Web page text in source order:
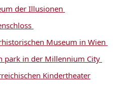
der Illusionen
Museum in Wien
park in der Millennium City
Kindertheater